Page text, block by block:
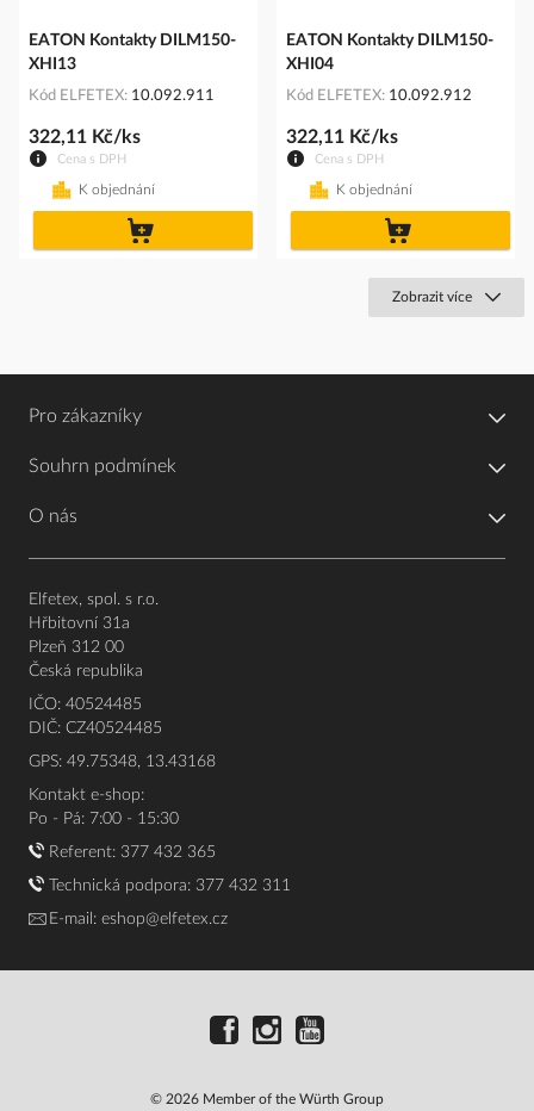
EATON Kontakty DILM150-
XHI13
Kód ELFETEX 10.092.911
Cena s DPH
322,11 Kč/ks
K objednání
EATON Kontakty DILM150-
XHI04
Kód ELFETEX 10.092.912
Cena s DPH
322,11 Kč/ks
K objednání
Zobrazit více
Pro zákazníky
Souhrn podmínek
O nás
Elfetex, spol. s r.o.
Hřbitovní 31a
Plzeň 312 00
Česká republika
IČO: 40524485
DIČ: CZ40524485
GPS: 49.75348, 13.43168
Kontakt e-shop:
Po - Pá: 7:00 - 15:30
Referent: 377 432 365
Technická podpora: 377 432 311
E-mail: eshop@elfetex.cz
© 2026 Member of the Würth Group